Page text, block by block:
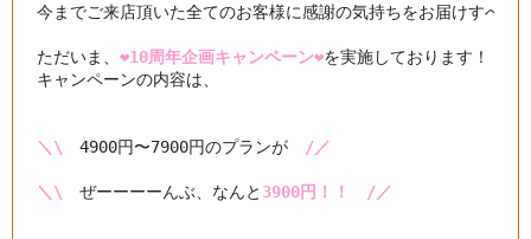
今までご来店頂いた全てのお客様に感謝の気持ちをお届けすべく
ただいま、 ❤️10周年企画キャンペーン❤️を実施しております！
キャンペーンの内容は、
＼\ 4900円〜7900円のプランが /／
＼\ ぜーーーーんぶ、なんと 3900円！！　/／